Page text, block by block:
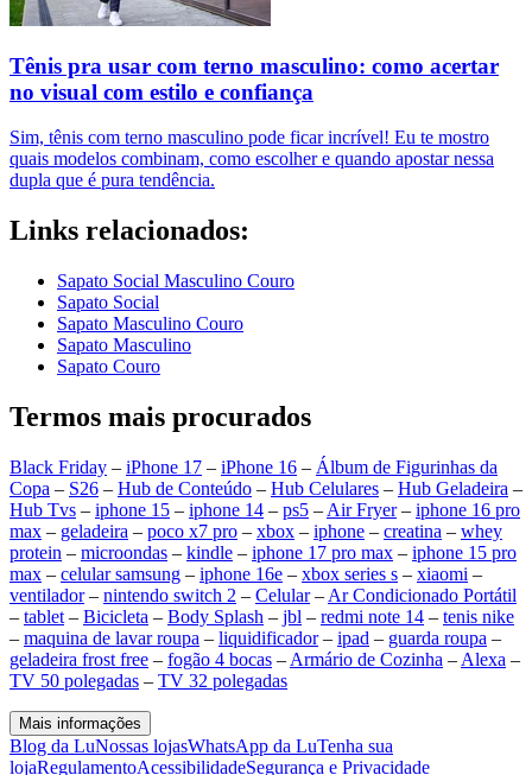
Tênis pra usar com terno masculino: como acertar
no visual com estilo e confiança
Sim, tênis com terno masculino pode ficar incrível! Eu te mostro
quais modelos combinam, como escolher e quando apostar nessa
dupla que é pura tendência.
Links relacionados:
Sapato Social Masculino Couro
Sapato Social
Sapato Masculino Couro
Sapato Masculino
Sapato Couro
Termos mais procurados
Black Friday – iPhone 17 – iPhone 16 – Álbum de Figurinhas da
Copa – S26 – Hub de Conteúdo – Hub Celulares – Hub Geladeira –
Hub Tvs – iphone 15 – iphone 14 – ps5 – Air Fryer– iphone 16 pro
max – geladeira – poco x7 pro – xbox – iphone – creatina – whey
protein – microondas – kindle – iphone 17 pro max – iphone 15 pro
max – celular samsung – iphone 16e – xbox series s – xiaomi –
ventilador– nintendo switch 2 – Celular– Ar Condicionado Portátil
– tablet – Bicicleta – Body Splash – jbl – redmi note 14 – tenis nike
– maquina de lavar roupa – liquidificador– ipad – guarda roupa –
geladeira frost free – fogão 4 bocas – Armário de Cozinha – Alexa –
TV 50 polegadas – TV 32 polegadas
Mais informações
Blog da LuNossas lojasWhatsApp da LuTenha sua
lojaRegulamentoAcessibilidadeSegurança e Privacidade